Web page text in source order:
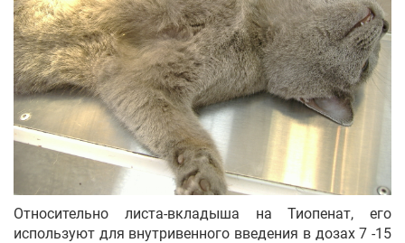
Относительно листа-вкладыша на Тиопенат, его
используют для внутривенного введения в дозах 7 -15